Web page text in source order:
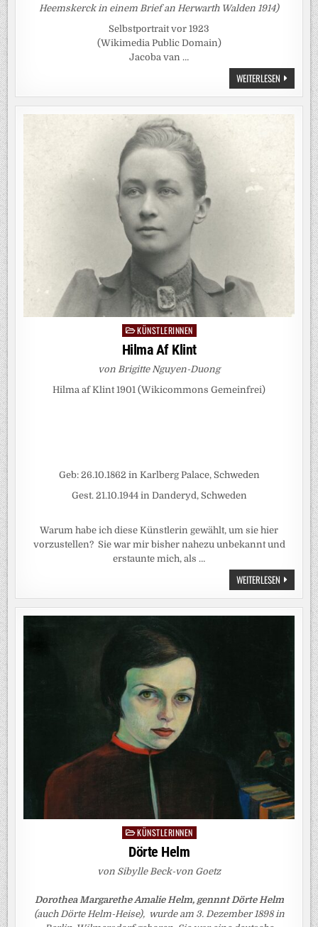
Heemskerck in einem Brief an Herwarth Walden 1914)
Selbstportrait vor 1923
(Wikimedia Public Domain)
Jacoba van …
WEITERLESENJACOBA
VAN
(1876
–
Posted
in
KÜNSTLERINNEN
Hilma Af Klint
von Brigitte Nguyen-Duong
Hilma af Klint 1901 (Wikicommons Gemeinfrei)
Geb: 26.10.1862 in Karlberg Palace, Schweden
Gest. 21.10.1944 in Danderyd, Schweden
Warum habe ich diese Künstlerin gewählt, um sie hier
vorzustellen? Sie war mir bisher nahezu unbekannt und
erstaunte mich, als …
WEITERLESENHILMA
AF
KLINT
Posted
in
KÜNSTLERINNEN
Dörte Helm
von Sibylle Beck-von Goetz
Dorothea Margarethe Amalie Helm, gennnt Dörte Helm
(auch Dörte Helm-Heise), wurde am 3. Dezember 1898 in